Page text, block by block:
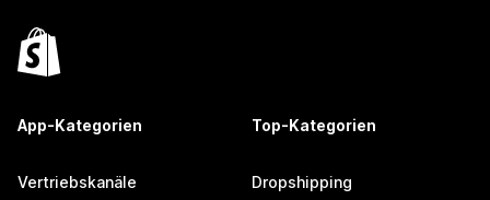
App-Kategorien
Vertriebskanäle
Top-Kategorien
Dropshipping